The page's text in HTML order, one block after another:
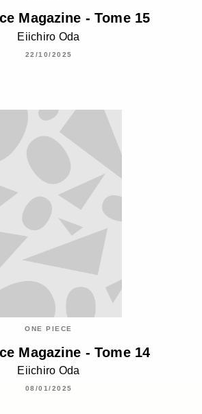
Magazine - Tome 15
Eiichiro Oda
22/10/2025
ONE PIECE
Magazine - Tome 14
Eiichiro Oda
08/01/2025